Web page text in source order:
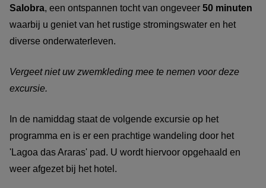
Salobra, een ontspannen tocht van ongeveer 50 minuten
waarbij u geniet van het rustige stromingswater en het
diverse onderwaterleven.
Vergeet niet uw zwemkleding mee te nemen voor deze
excursie.
In de namiddag staat de volgende excursie op het
programma en is er een prachtige wandeling door het
'Lagoa das Araras' pad. U wordt hiervoor opgehaald en
weer afgezet bij het hotel.